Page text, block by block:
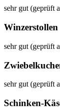
sehr gut (geprüft
Winzerstollen
sehr gut (geprüft
sehr gut (geprüft
Schinken-